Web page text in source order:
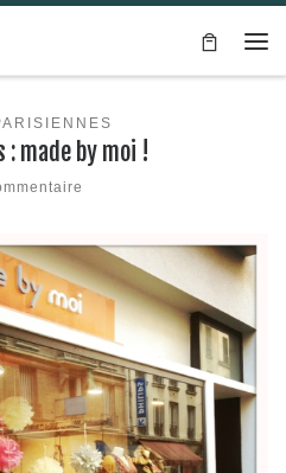
: made by moi !